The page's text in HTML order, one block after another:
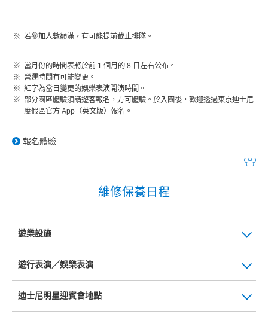
若參加人數額滿，有可能提前截止排隊。
當月份的時間表將於前 1 個月的 8 日左右公布。
營運時間有可能變更。
紅字為當日變更的娛樂表演開演時間。
部分園區體驗須請遊客報名，方可體驗。於入園後，歡迎透過東京迪士尼
度假區官方 App（英文版）報名。
報名體驗
維修保養日程
遊樂設施
遊行表演／娛樂表演
迪士尼明星迎賓會地點